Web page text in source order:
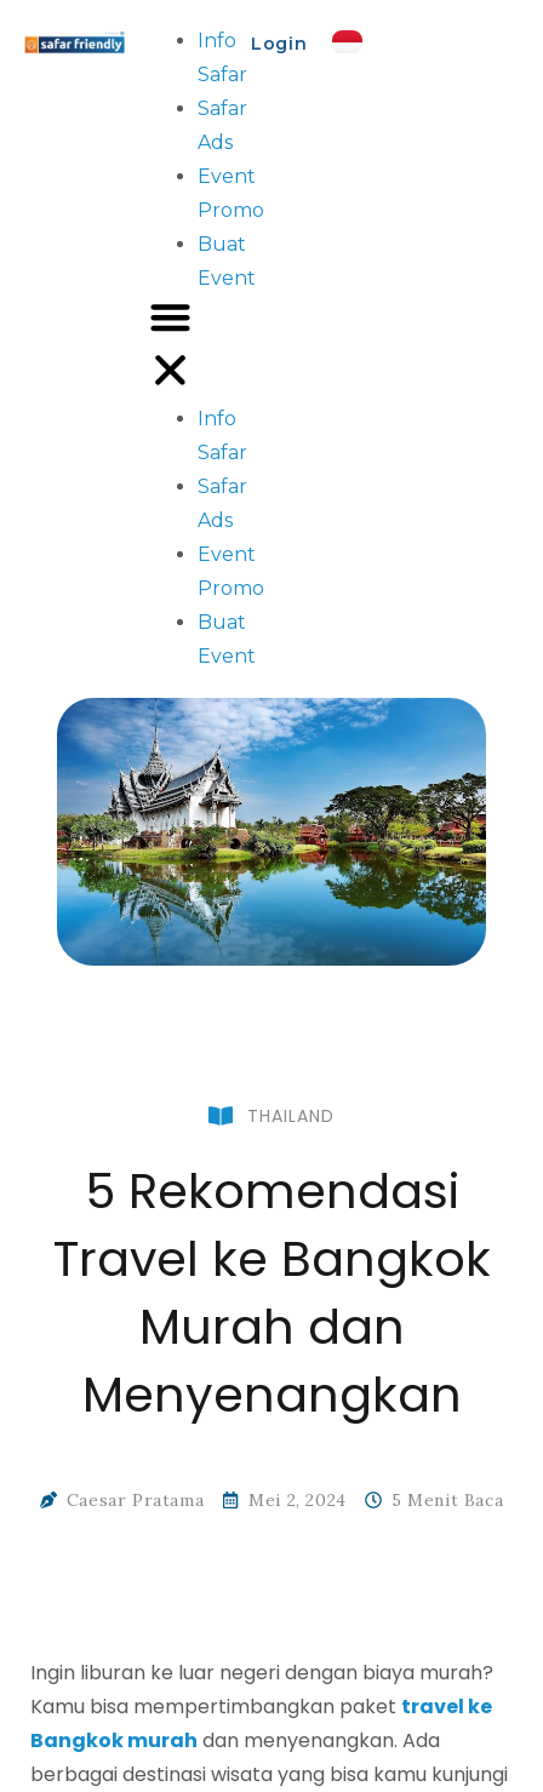
Info
Safar
Safar
Ads
Event
Promo
Buat
Event
Info
Safar
Safar
Ads
Event
Promo
Buat
Event
Login
THAILAND
5 Rekomendasi
Travel ke Bangkok
Murah dan
Menyenangkan
Caesar Pratama Mei 2, 2024 5 Menit Baca
Ingin liburan ke luar negeri dengan biaya murah?
Kamu bisa mempertimbangkan paket travel ke
Bangkok murah dan menyenangkan. Ada
berbagai destinasi wisata yang bisa kamu kunjungi